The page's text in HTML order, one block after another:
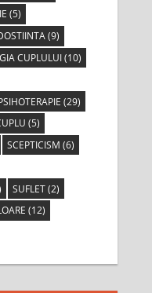
(5)
(9)
CUPLULUI(10)
(29)
(5)
SCEPTICISM (6)
SUFLET(2)
(12)